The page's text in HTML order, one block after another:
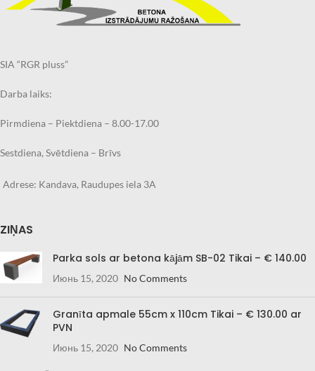
adresē ar kurjer dienesta
starpniecību.
adresē ar kurjer dienesta
starpniecību.
SIA “RGR pluss”
Darba laiks:
Pirmdiena – Piektdiena – 8.00-17.00
Sestdiena, Svētdiena – Brīvs
Adrese: Kandava, Raudupes iela 3A
ZIŅAS
Parka sols ar betona kājām SB-02 Tikai – € 140.00
Июнь 15, 2020 No Comments
Granīta apmale 55cm x 110cm Tikai – € 130.00 ar
PVN
Июнь 15, 2020 No Comments